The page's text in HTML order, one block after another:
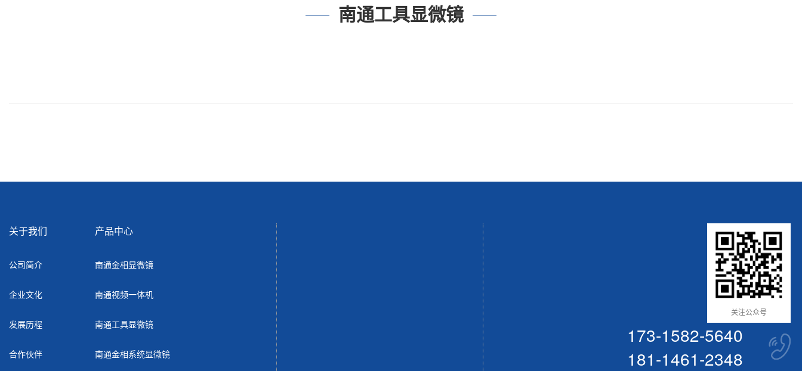
南通工具显微镜
关于我们
公司简介
企业文化
发展历程
合作伙伴
产品中心
南通金相显微镜
南通视频一体机
南通工具显微镜
南通金相系统显微镜
关注公众号
173-1582-5640
181-1461-2348